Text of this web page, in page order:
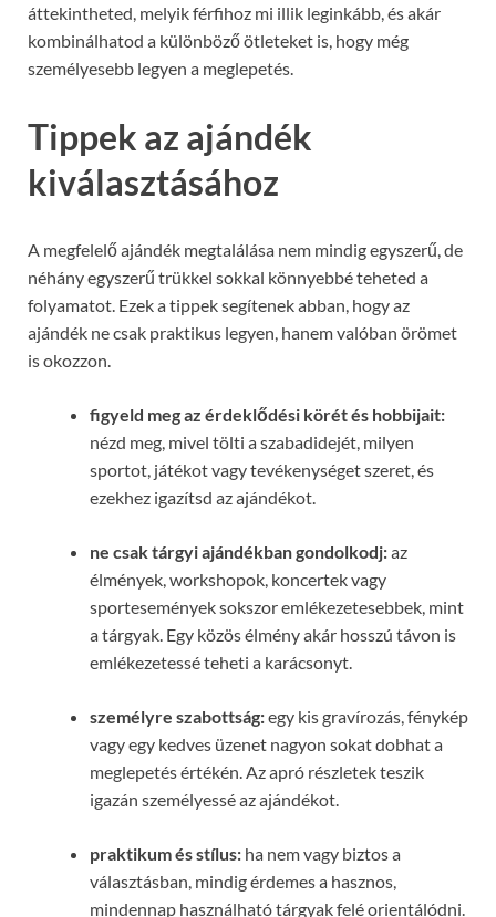
áttekintheted, melyik férfihoz mi illik leginkább, és akár
kombinálhatod a különböző ötleteket is, hogy még
személyesebb legyen a meglepetés.
Tippek az ajándék
kiválasztásához
A megfelelő ajándék megtalálása nem mindig egyszerű, de
néhány egyszerű trükkel sokkal könnyebbé teheted a
folyamatot. Ezek a tippek segítenek abban, hogy az
ajándék ne csak praktikus legyen, hanem valóban örömet
is okozzon.
figyeld meg az érdeklődési körét és hobbijait:
nézd meg, mivel tölti a szabadidejét, milyen
sportot, játékot vagy tevékenységet szeret, és
ezekhez igazítsd az ajándékot.
ne csak tárgyi ajándékban gondolkodj:az
élmények, workshopok, koncertek vagy
sportesemények sokszor emlékezetesebbek, mint
a tárgyak. Egy közös élmény akár hosszú távon is
emlékezetessé teheti a karácsonyt.
személyre szabottság:egy kis gravírozás, fénykép
vagy egy kedves üzenet nagyon sokat dobhat a
meglepetés értékén. Az apró részletek teszik
igazán személyessé az ajándékot.
praktikum és stílus: ha nem vagy biztos a
választásban, mindig érdemes a hasznos,
mindennap használható tárgyak felé orientálódni.